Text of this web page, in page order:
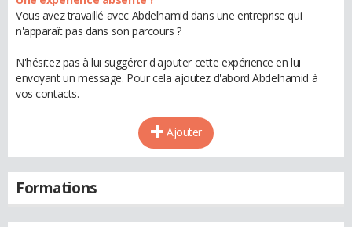
Vous avez travaillé avec Abdelhamid dans une entreprise qui
n'apparaît pas dans son parcours ?
N'hésitez pas à lui suggérer d'ajouter cette expérience en lui
envoyant un message. Pour cela ajoutez d'abord Abdelhamid à
vos contacts.
Ajouter
Formations